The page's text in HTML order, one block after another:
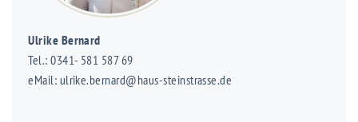
Ulrike Bernard
Tel.: 0341- 581 587 69
eMail: ulrike.bernard@haus-steinstrasse.de